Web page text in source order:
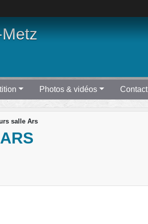
Photos & vidéos Contact
salle Ars